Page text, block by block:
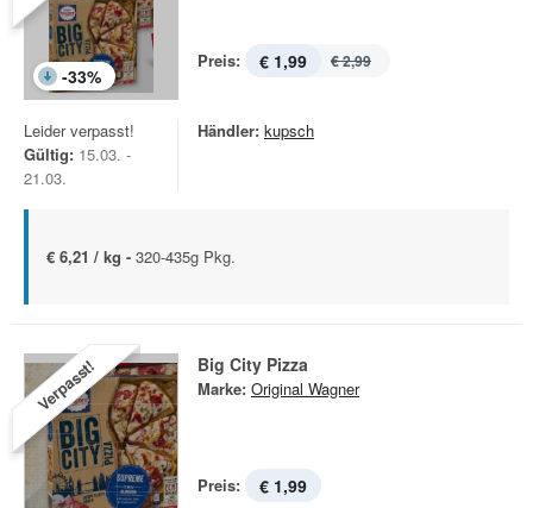
-33%
Preis: € 1,99 € 2,99
Leider verpasst!
Gültig: 15.03. -
21.03.
Händler: kupsch
€ 6,21 / kg - 320-435g Pkg.
Verpasst! Big City Pizza
Marke: Original Wagner
Preis: € 1,99